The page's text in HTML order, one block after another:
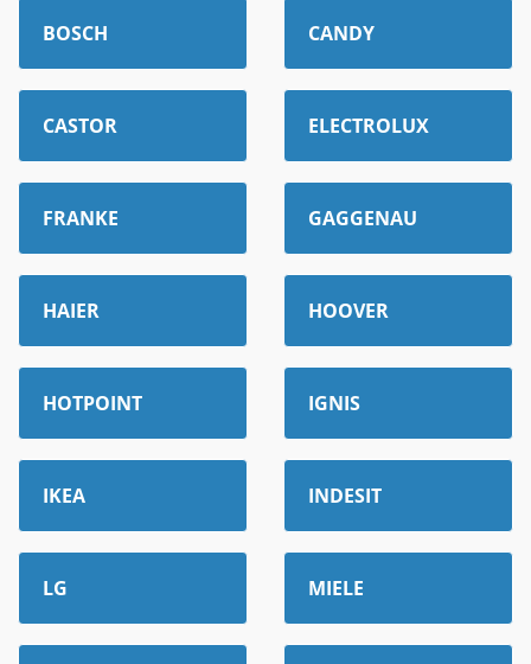
BOSCH CANDY
CASTOR ELECTROLUX
FRANKE GAGGENAU
HAIER HOOVER
HOTPOINT IGNIS
IKEA INDESIT
LG MIELE